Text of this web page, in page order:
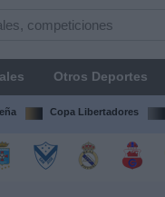
Otros Deportes
Copa Libertadores